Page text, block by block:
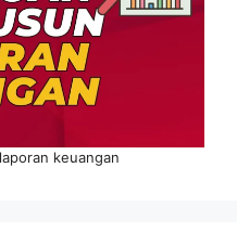
keuangan